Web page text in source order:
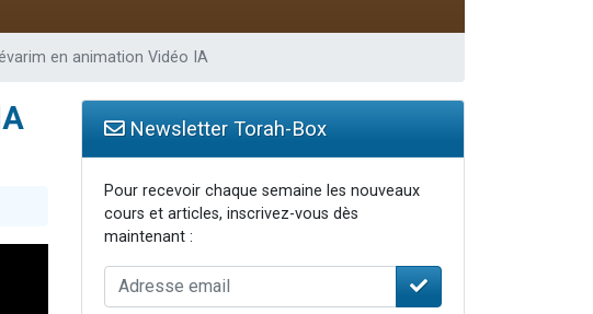
en animation Vidéo IA
Newsletter Torah-Box
Pour recevoir chaque semaine les nouveaux
cours et articles, inscrivez-vous dès
maintenant :